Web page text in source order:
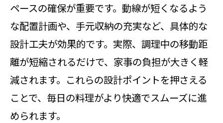
加須市の事例で学ぶ使いやすい間取
り
家族構成別おすすめキッチンリフォ
ーム
快適空間を実現したリフォーム体験
談
ペースの確保が重要です。動線が短くなるよう
な配置計画や、手元収納の充実など、具体的な
設計工夫が効果的です。実際、調理中の移動距
離が短縮されるだけで、家事の負担が大きく軽
減されます。これらの設計ポイントを押さえる
ことで、毎日の料理がより快適でスムーズに進
められます。